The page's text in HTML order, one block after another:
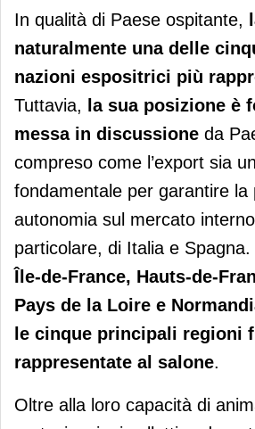
In qualità di Paese ospitante,
naturalmente una delle
nazioni espositrici più
Tuttavia,
la sua posizione è
messa in discussione da
compreso come l’export sia
fondamentale per garantire la
autonomia sul mercato
particolare, di Italia e
Île-de-France, Hauts-de-
Pays de la Loire e
le cinque principali regioni
rappresentate al salone.
Oltre alla loro capacità di